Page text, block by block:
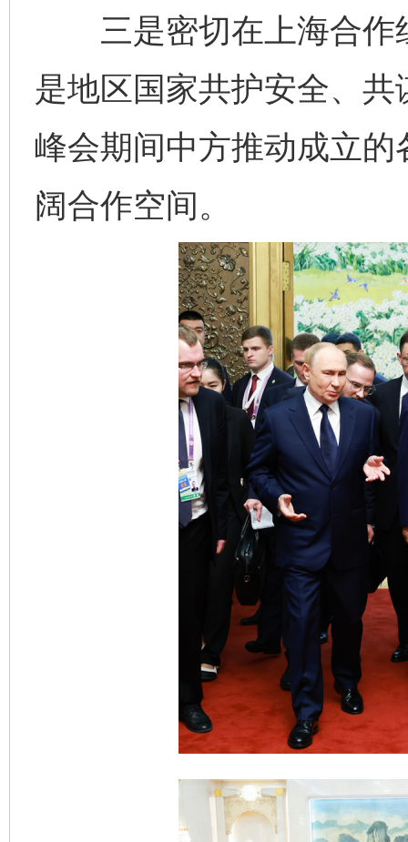
三是密切在上海合作
是地区国家共护安全、
峰会期间中方推动成立
阔合作空间。